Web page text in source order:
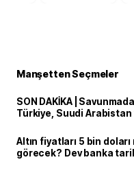
Manşetten Seçmeler
SON DAKİKA |
Türkiye, Suudi Arabistan
Altın fiyatları 5 bin
görecek? Dev banka